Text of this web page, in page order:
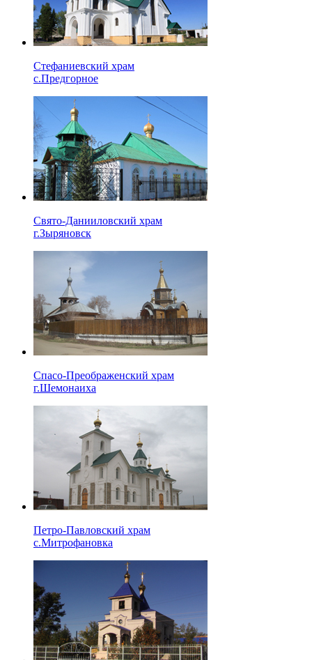
Стефаниевский храм
с.Предгорное
Свято-Данииловский храм
г.Зыряновск
Спасо-Преображенский храм
г.Шемонаиха
Петро-Павловский храм
с.Митрофановка